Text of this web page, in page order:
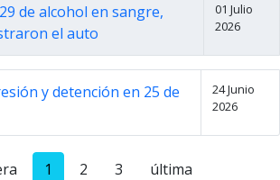
de alcohol en sangre,
el auto
01 Julio
2026
y detención en 25 de
24 Junio
2026
1 2 3 última